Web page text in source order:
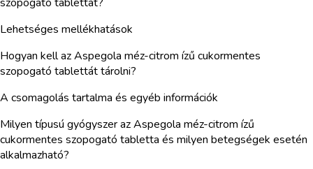
Lehetséges mellékhatások
Hogyan kell az Aspegola méz-citrom ízű cukormentes
szopogató tablettát tárolni?
A csomagolás tartalma és egyéb információk
Milyen típusú gyógyszer az Aspegola méz-citrom ízű
cukormentes szopogató tabletta és milyen betegségek esetén
alkalmazható?